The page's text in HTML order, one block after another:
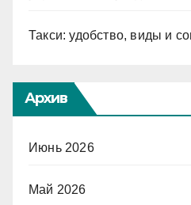
Такси: удобство, виды и
Архив
Июнь 2026
Май 2026